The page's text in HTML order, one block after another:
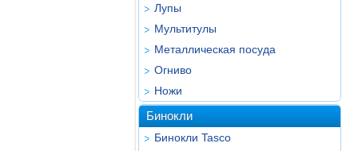
Лупы
Мультитулы
Металлическая посуда
Огниво
Ножи
Бинокли
Бинокли Tasco